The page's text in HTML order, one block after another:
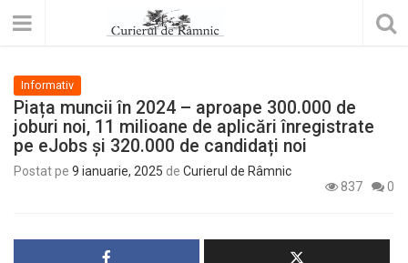
Informativ
Piața muncii în 2024 – aproape 300.000 de
joburi noi, 11 milioane de aplicări înregistrate
pe eJobs și 320.000 de candidați noi
Postat pe 9 ianuarie, 2025 de Curierul de Râmnic
837
0